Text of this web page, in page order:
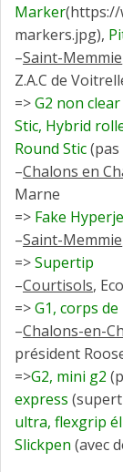
Marker(https://
markers.jpg),
–Saint-Memmie
Z.A.C de
=>G2 non clear
Stic, Hybrid
Round Stic(pas
–Chalons en
Marne
=> Fake
–Saint-Memmie
=>Supertip
–Courtisols,
=>G1, corps
–Chalons-en-
président
=>G2, mini g2
express
ultra, flexgrip
Slickpen (avec